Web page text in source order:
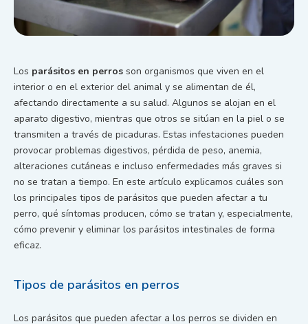
Los parásitos en perros son organismos que viven en el
interior o en el exterior del animal y se alimentan de él,
afectando directamente a su salud. Algunos se alojan en el
aparato digestivo, mientras que otros se sitúan en la piel o se
transmiten a través de picaduras. Estas infestaciones pueden
provocar problemas digestivos, pérdida de peso, anemia,
alteraciones cutáneas e incluso enfermedades más graves si
no se tratan a tiempo. En este artículo explicamos cuáles son
los principales tipos de parásitos que pueden afectar a tu
perro, qué síntomas producen, cómo se tratan y, especialmente,
cómo prevenir y eliminar los parásitos intestinales de forma
eficaz.
Tipos de parásitos en perros
Los parásitos que pueden afectar a los perros se dividen en